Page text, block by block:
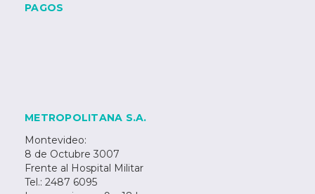
PAGOS
METROPOLITANA S.A.
Montevideo:
8 de Octubre 3007
Frente al Hospital Militar
Tel.: 2487 6095